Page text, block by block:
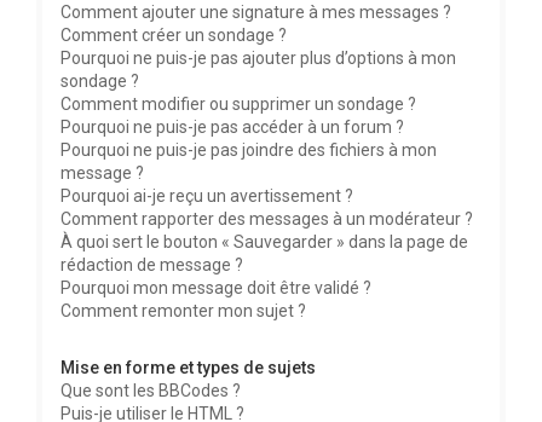
Comment ajouter une signature à mes messages ?
Comment créer un sondage ?
Pourquoi ne puis-je pas ajouter plus d’options à mon
sondage ?
Comment modifier ou supprimer un sondage ?
Pourquoi ne puis-je pas accéder à un forum ?
Pourquoi ne puis-je pas joindre des fichiers à mon
message ?
Pourquoi ai-je reçu un avertissement ?
Comment rapporter des messages à un modérateur ?
À quoi sert le bouton « Sauvegarder » dans la page de
rédaction de message ?
Pourquoi mon message doit être validé ?
Comment remonter mon sujet ?
Mise en forme et types de sujets
Que sont les BBCodes ?
Puis-je utiliser le HTML ?